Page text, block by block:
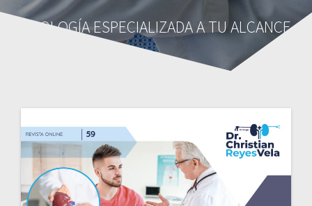
UROLOGÍA ESPECIALIZADA A TU ALCANCE